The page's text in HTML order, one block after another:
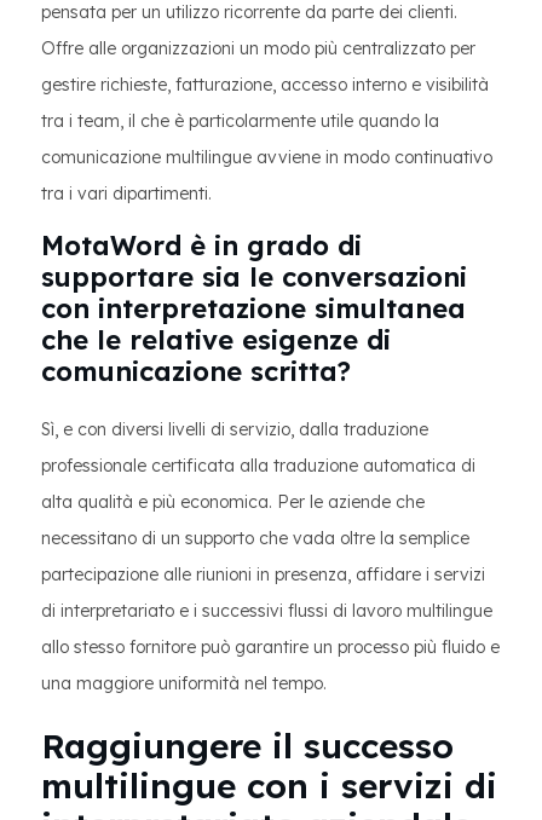
pensata per un utilizzo ricorrente da parte dei clienti.
Offre alle organizzazioni un modo più centralizzato per
gestire richieste, fatturazione, accesso interno e visibilità
tra i team, il che è particolarmente utile quando la
comunicazione multilingue avviene in modo continuativo
tra i vari dipartimenti.
MotaWord è in grado di
supportare sia le conversazioni
con interpretazione simultanea
che le relative esigenze di
comunicazione scritta?
Sì, e con diversi livelli di servizio, dalla traduzione
professionale certificata alla traduzione automatica di
alta qualità e più economica. Per le aziende che
necessitano di un supporto che vada oltre la semplice
partecipazione alle riunioni in presenza, affidare i servizi
di interpretariato e i successivi flussi di lavoro multilingue
allo stesso fornitore può garantire un processo più fluido e
una maggiore uniformità nel tempo.
Raggiungere il successo
multilingue con i servizi di